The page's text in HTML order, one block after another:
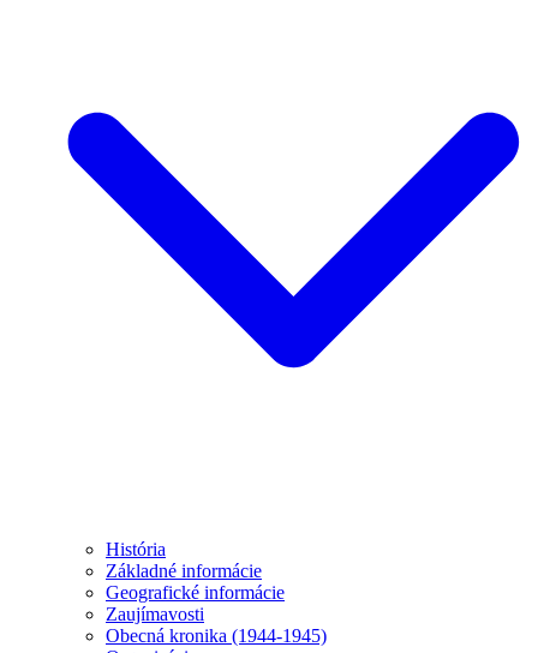
História
Základné informácie
Geografické informácie
Zaujímavosti
Obecná kronika (1944-1945)